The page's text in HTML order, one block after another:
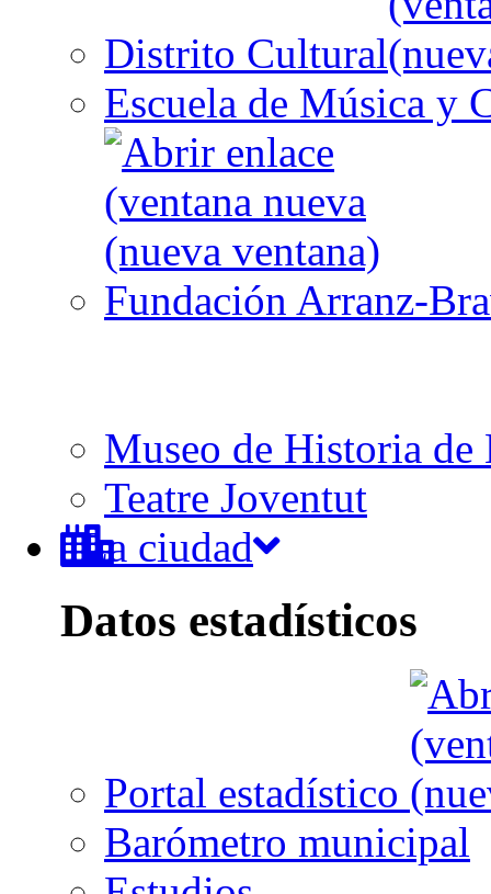
Distrito Cultural
Escuela de Música y
Fundación Arranz-
Museo de Historia de
Teatre Joventut
La ciudad
Datos estadísticos
Portal estadístico
Barómetro municipal